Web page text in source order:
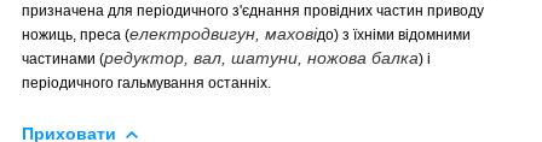
призначена для періодичного з'єднання провідних частин приводу
ножиць, преса (електродвигун, маховідо) з їхніми відомними
частинами (редуктор, вал, шатуни, ножова балка) і
періодичного гальмування останніх.
Приховати